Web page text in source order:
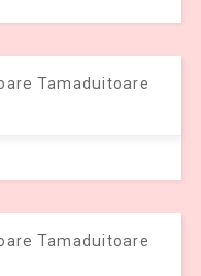
Tamaduitoare
Tamaduitoare